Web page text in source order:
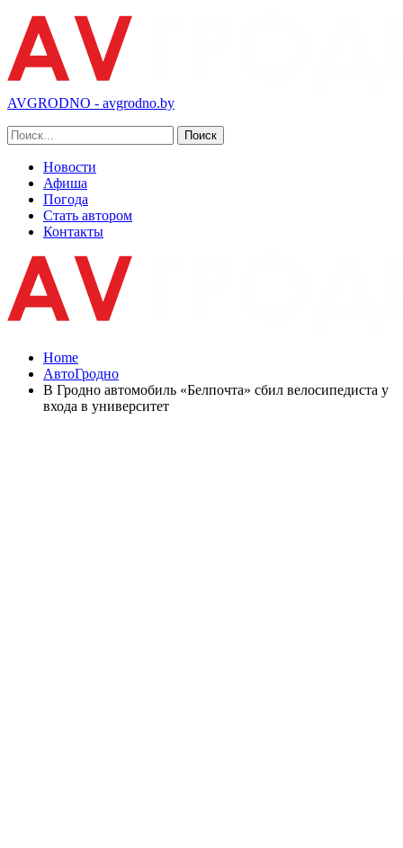
AVGRODNO - avgrodno.by
Новости
Афиша
Погода
Стать автором
Контакты
Home
АвтоГродно
В Гродно автомобиль «Белпочта» сбил велосипедиста у
входа в университет